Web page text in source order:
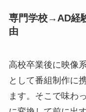
専門学校→AD経
由
高校卒業後に映像
として番組制作に
ます。そこで味わ